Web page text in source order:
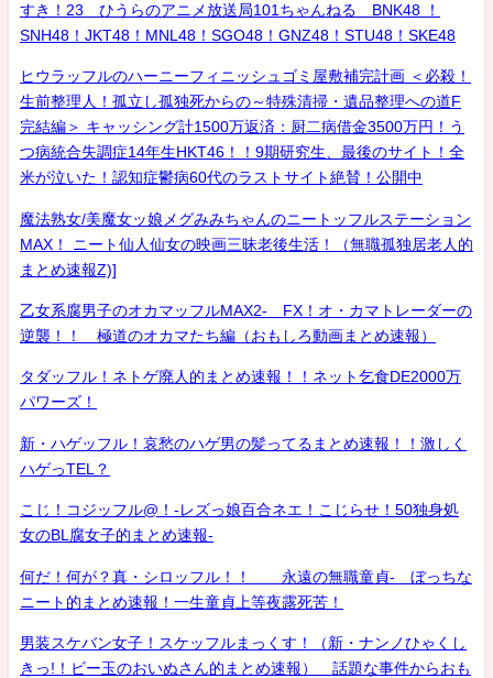
すき！23 ひうらのアニメ放送局101ちゃんねる BNK48 ！
SNH48！JKT48！MNL48！SGO48！GNZ48！STU48！SKE48
ヒウラッフルのハーニーフィニッシュゴミ屋敷補完計画 ＜必殺！
生前整理人！孤立し孤独死からの～特殊清掃・遺品整理への道F
完結編＞ キャッシング計1500万返済：厨二病借金3500万円！う
つ病統合失調症14年生HKT46！！9期研究生、最後のサイト！全
米が泣いた！認知症鬱病60代のラストサイト絶賛！公開中
魔法熟女/美魔女ッ娘メグみみちゃんのニートッフルステーション
MAX！ ニート仙人仙女の映画三昧老後生活！（無職孤独居老人的
まとめ速報Z)]
乙女系腐男子のオカマッフルMAX2- FX！オ・カマトレーダーの
逆襲！！ 極道のオカマたち編（おもしろ動画まとめ速報）
タダッフル！ネトゲ廃人的まとめ速報！！ネット乞食DE2000万
パワーズ！
新・ハゲッフル！哀愁のハゲ男の髪ってるまとめ速報！！激しく
ハゲっTEL？
こじ！コジッフル@！-レズっ娘百合ネエ！こじらせ！50独身処
女のBL腐女子的まとめ速報-
何だ！何が？真・シロッフル！！ 永遠の無職童貞- ぼっちな
ニート的まとめ速報！一生童貞上等夜露死苦！
男装スケバン女子！スケッフルまっくす！（新・ナンノひゃくし
きっ!！ビー玉のおいぬさん的まとめ速報） 話題な事件からおも